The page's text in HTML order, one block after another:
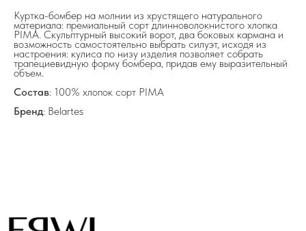
Куртка-бомбер на молнии из хрустящего натурального
материала: премиальный сорт длинноволокнистого хлопка
PIMA. Скульптурный высокий ворот, два боковых кармана и
возможность самостоятельно выбрать силуэт, исходя из
настроения: кулиса по низу изделия позволяет собрать
трапециевидную форму бомбера, придав ему выразительный
объем.
Состав: 100% хлопок сорт PIMA
Бренд: Belartes
Разделы товаров
info@frwl.store
+7 919 690-30-30